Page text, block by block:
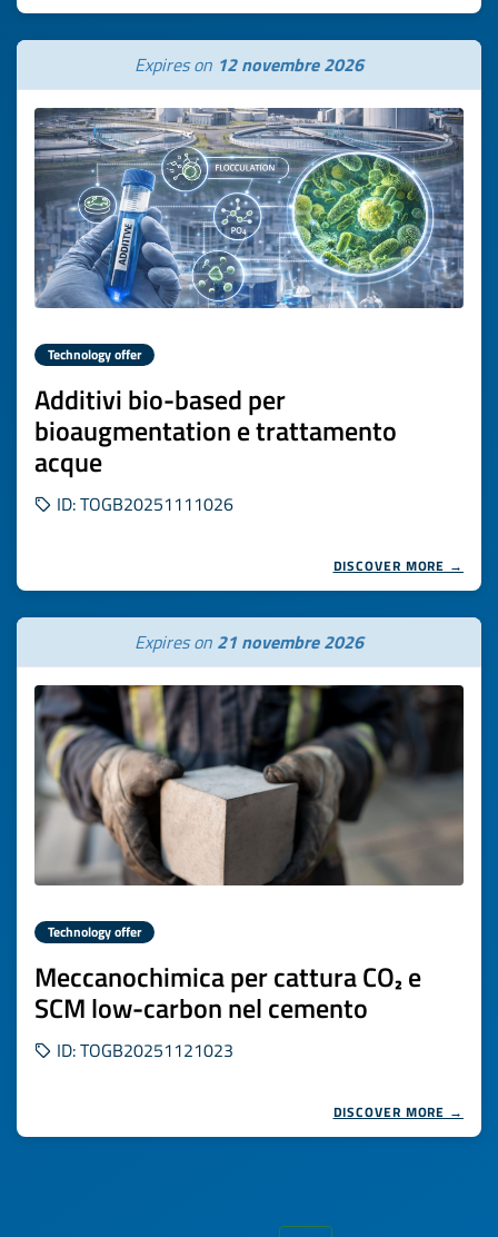
Expires on 12 novembre 2026
Technology offer
Additivi bio-based per
bioaugmentation e trattamento
acque
ID: TOGB20251111026
DISCOVER MORE →
Expires on 21 novembre 2026
Technology offer
Meccanochimica per cattura CO₂ e
SCM low-carbon nel cemento
ID: TOGB20251121023
DISCOVER MORE →